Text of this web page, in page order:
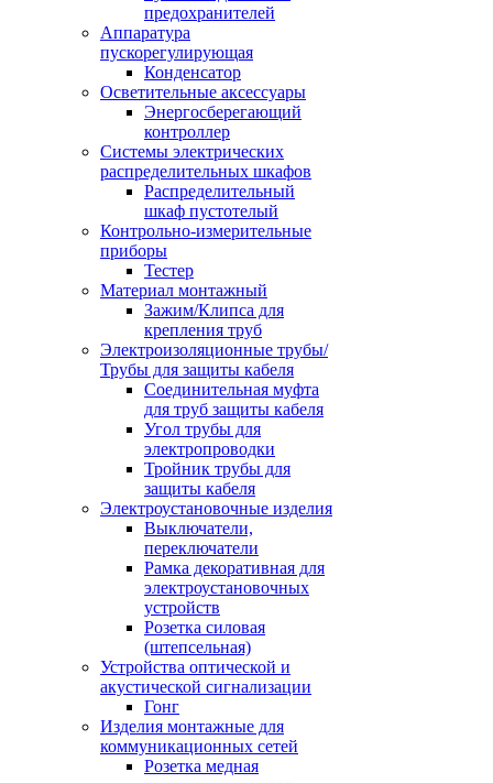
предохранителей
Аппаратура
пускорегулирующая
Конденсатор
Осветительные аксессуары
Энергосберегающий
контроллер
Системы электрических
распределительных шкафов
Распределительный
шкаф пустотелый
Контрольно-измерительные
приборы
Тестер
Материал монтажный
Зажим/Клипса для
крепления труб
Электроизоляционные трубы/
Трубы для защиты кабеля
Соединительная муфта
для труб защиты кабеля
Угол трубы для
электропроводки
Тройник трубы для
защиты кабеля
Электроустановочные изделия
Выключатели,
переключатели
Рамка декоративная для
электроустановочных
устройств
Розетка силовая
(штепсельная)
Устройства оптической и
акустической сигнализации
Гонг
Изделия монтажные для
коммуникационных сетей
Розетка медная